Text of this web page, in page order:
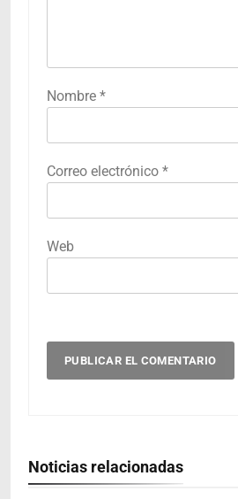
Nombre *
Correo electrónico *
Web
Noticias relacionadas